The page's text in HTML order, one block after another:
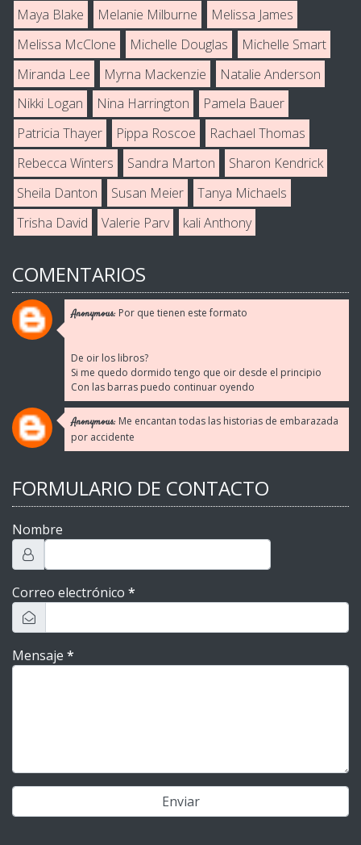
Maya Blake
Melanie Milburne
Melissa James
Melissa McClone
Michelle Douglas
Michelle Smart
Miranda Lee
Myrna Mackenzie
Natalie Anderson
Nikki Logan
Nina Harrington
Pamela Bauer
Patricia Thayer
Pippa Roscoe
Rachael Thomas
Rebecca Winters
Sandra Marton
Sharon Kendrick
Sheila Danton
Susan Meier
Tanya Michaels
Trisha David
Valerie Parv kali Anthony
COMENTARIOS
Anonymous: Por que tienen este formato
De oir los libros?
Si me quedo dormido tengo que oir desde el principio
Con las barras puedo continuar oyendo
Anonymous: Me encantan todas las historias de embarazada
por accidente
FORMULARIO DE CONTACTO
Nombre
Correo electrónico *
Mensaje *